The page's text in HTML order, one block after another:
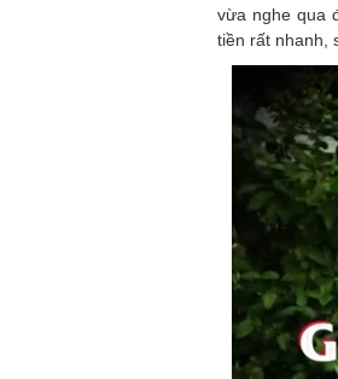
vừa nghe qua
tiền rất nhanh,